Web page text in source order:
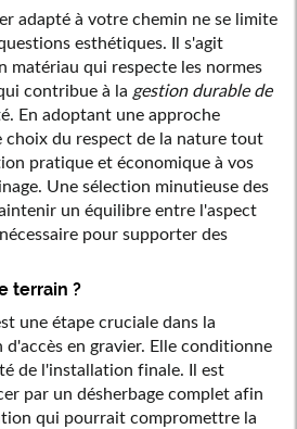
adapté à votre chemin ne se limite
esthétiques. Il s'agit
matériau qui respecte les normes
contribue à la gestion durable de
En adoptant une approche
choix du respect de la nature tout
pratique et économique à vos
Une sélection minutieuse des
un équilibre entre l'aspect
pour supporter des
terrain ?
une étape cruciale dans la
en gravier. Elle conditionne
de l'installation finale. Il est
par un désherbage complet afin
qui pourrait compromettre la